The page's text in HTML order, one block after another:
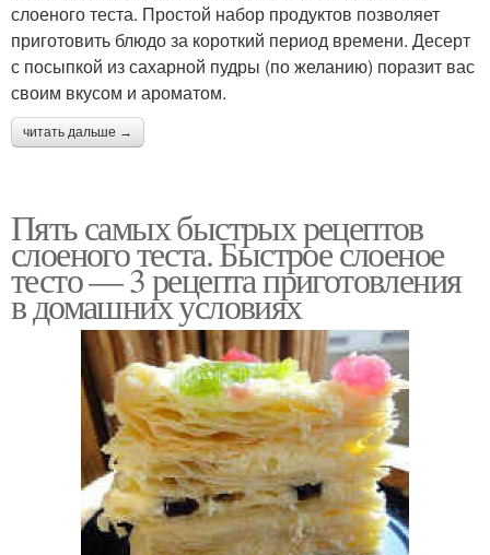
слоеного теста. Простой набор продуктов позволяет
приготовить блюдо за короткий период времени. Десерт
с посыпкой из сахарной пудры (по желанию) поразит вас
своим вкусом и ароматом.
читать дальше →
Пять самых быстрых рецептов
слоеного теста. Быстрое слоеное
тесто — 3 рецепта приготовления
в домашних условиях